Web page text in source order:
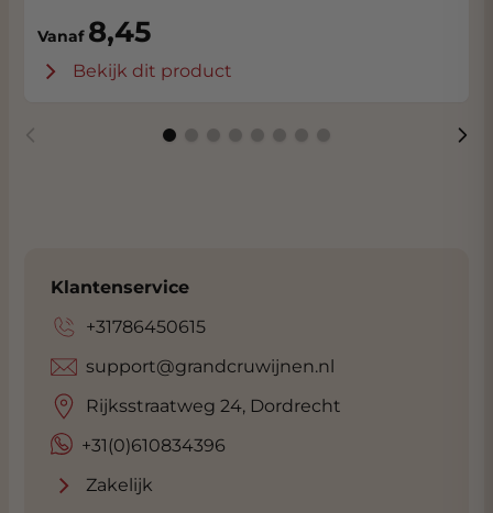
Vanaf 8,45
Bekijk dit product
Klantenservice
+31786450615
+31(0)610834396
support@grandcruwijnen.nl
Rijksstraatweg 24, Dordrecht
Zakelijk